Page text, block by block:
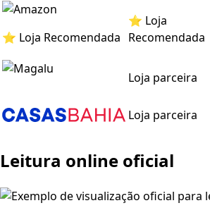
⭐ Loja Recomendada
⭐ Loja
Recomendada
Loja parceira
Loja parceira
Leitura online oficial